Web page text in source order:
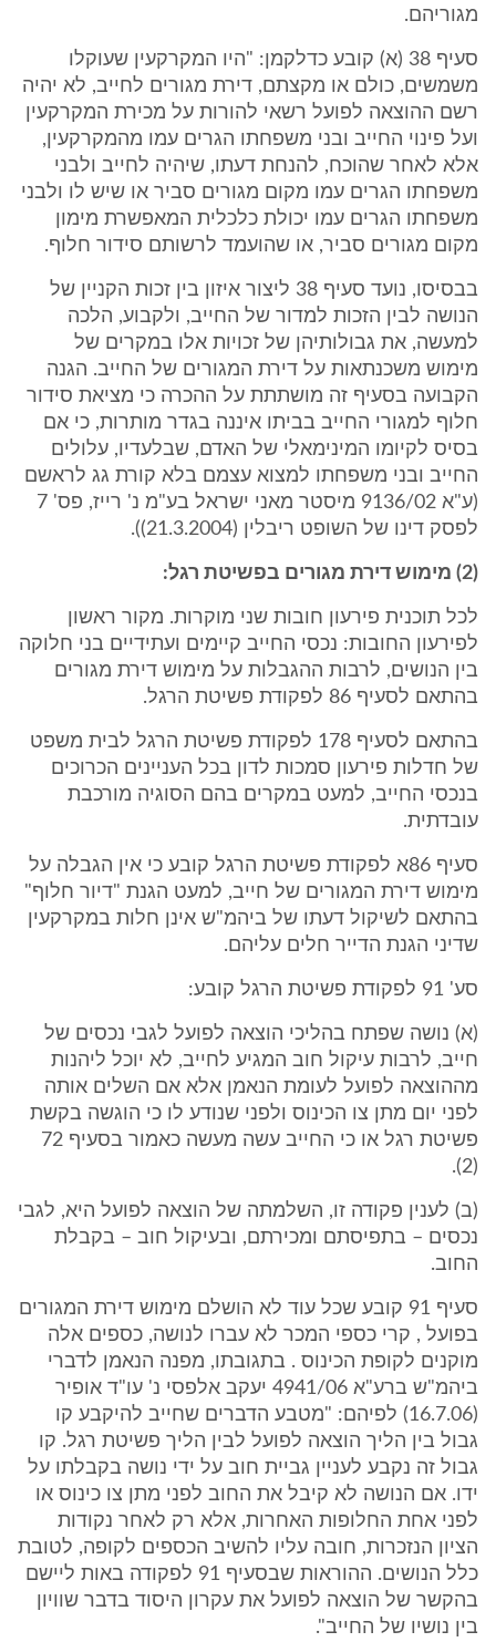
מגוריהם.
סעיף 38 (א) קובע כדלקמן: "היו המקרקעין שעוקלו
משמשים, כולם או מקצתם, דירת מגורים לחייב, לא יהיה
רשם ההוצאה לפועל רשאי להורות על מכירת המקרקעין
ועל פינוי החייב ובני משפחתו הגרים עמו מהמקרקעין,
אלא לאחר שהוכח, להנחת דעתו, שיהיה לחייב ולבני
משפחתו הגרים עמו מקום מגורים סביר או שיש לו ולבני
משפחתו הגרים עמו יכולת כלכלית המאפשרת מימון
מקום מגורים סביר, או שהועמד לרשותם סידור חלוף.
בבסיסו, נועד סעיף 38 ליצור איזון בין זכות הקניין של
הנושה לבין הזכות למדור של החייב, ולקבוע, הלכה
למעשה, את גבולותיהן של זכויות אלו במקרים של
מימוש משכנתאות על דירת המגורים של החייב. הגנה
הקבועה בסעיף זה מושתתת על ההכרה כי מציאת סידור
חלוף למגורי החייב בביתו איננה בגדר מותרות, כי אם
בסיס לקיומו המינימאלי של האדם, שבלעדיו, עלולים
החייב ובני משפחתו למצוא עצמם בלא קורת גג לראשם
(ע"א 9136/02 מיסטר מאני ישראל בע"מ נ' רייז, פס' 7
לפסק דינו של השופט ריבלין (21.3.2004)).
(2) מימוש דירת מגורים בפשיטת רגל:
לכל תוכנית פירעון חובות שני מוקרות. מקור ראשון
לפירעון החובות: נכסי החייב קיימים ועתידיים בני חלוקה
בין הנושים, לרבות ההגבלות על מימוש דירת מגורים
בהתאם לסעיף 86 לפקודת פשיטת הרגל.
בהתאם לסעיף 178 לפקודת פשיטת הרגל לבית משפט
של חדלות פירעון סמכות לדון בכל העניינים הכרוכים
בנכסי החייב, למעט במקרים בהם הסוגיה מורכבת
עובדתית.
סעיף 86א לפקודת פשיטת הרגל קובע כי אין הגבלה על
מימוש דירת המגורים של חייב, למעט הגנת "דיור חלוף"
בהתאם לשיקול דעתו של ביהמ"ש אינן חלות במקרקעין
שדיני הגנת הדייר חלים עליהם.
סע' 91 לפקודת פשיטת הרגל קובע:
(א) נושה שפתח בהליכי הוצאה לפועל לגבי נכסים של
חייב, לרבות עיקול חוב המגיע לחייב, לא יוכל ליהנות
מההוצאה לפועל לעומת הנאמן אלא אם השלים אותה
לפני יום מתן צו הכינוס ולפני שנודע לו כי הוגשה בקשת
פשיטת רגל או כי החייב עשה מעשה כאמור בסעיף 72
(2).
(ב) לענין פקודה זו, השלמתה של הוצאה לפועל היא, לגבי
נכסים – בתפיסתם ומכירתם, ובעיקול חוב – בקבלת
החוב.
סעיף 91 קובע שכל עוד לא הושלם מימוש דירת המגורים
בפועל , קרי כספי המכר לא עברו לנושה, כספים אלה
מוקנים לקופת הכינוס . בתגובתו, מפנה הנאמן לדברי
ביהמ"ש ברע"א 4941/06 יעקב אלפסי נ' עו"ד אופיר
(16.7.06) לפיהם: "מטבע הדברים שחייב להיקבע קו
גבול בין הליך הוצאה לפועל לבין הליך פשיטת רגל. קו
גבול זה נקבע לעניין גביית חוב על ידי נושה בקבלתו על
ידו. אם הנושה לא קיבל את החוב לפני מתן צו כינוס או
לפני אחת החלופות האחרות, אלא רק לאחר נקודות
הציון הנזכרות, חובה עליו להשיב הכספים לקופה, לטובת
כלל הנושים. ההוראות שבסעיף 91 לפקודה באות ליישם
בהקשר של הוצאה לפועל את עקרון היסוד בדבר שוויון
בין נושיו של החייב".